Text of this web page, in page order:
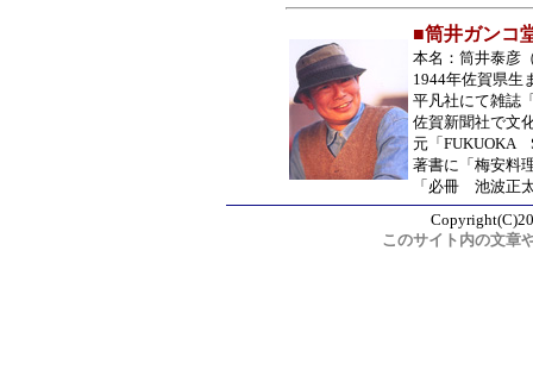
■筒井ガンコ
本名：筒井泰彦
1944年佐賀県生
平凡社にて雑誌
佐賀新聞社で文
元「FUKUOKA
著書に「梅安料
「必冊 池波正
このサイト内の文章